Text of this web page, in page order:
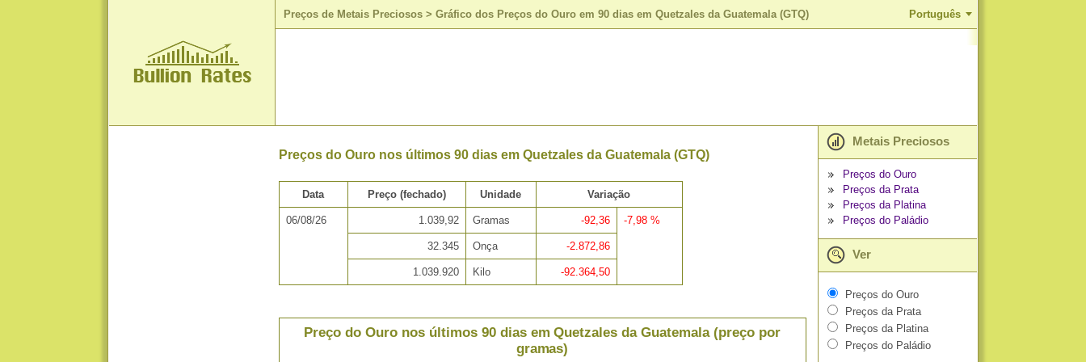
Preços de Metais Preciosos > Gráfico dos Preços do Ouro em 90 dias em Quetzales da Guatemala (GTQ) Português
Preços do Ouro nos últimos 90 dias em Quetzales da Guatemala (GTQ)
Data Preço (fechado) Unidade Variação
06/08/26 1.039,92 Gramas -92,36 -7,98 %
32.345 Onça -2.872,86
1.039.920 Kilo -92.364,50
Preço do Ouro nos últimos 90 dias em Quetzales da Guatemala (preço por
gramas)
Metais Preciosos
Preços do Ouro
Preços da Prata
Preços da Platina
Preços do Paládio
Ver
Preços do Ouro
Preços da Prata
Preços da Platina
Preços do Paládio